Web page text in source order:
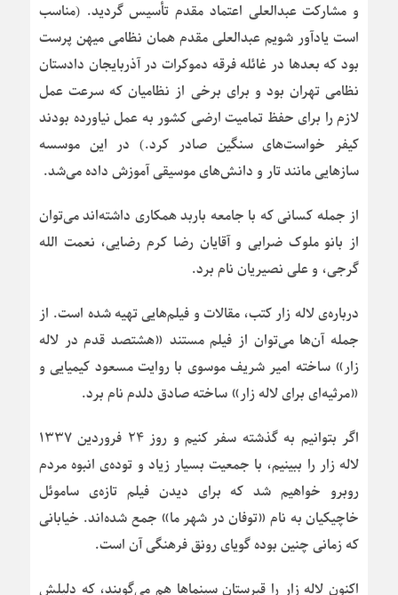
و مشارکت عبدالعلی اعتماد مقدم تأسیس گردید. (مناسب
است یادآور شویم عبدالعلی مقدم همان نظامی میهن پرست
بود که بعدها در غائله فرقه دموکرات در آذربایجان دادستان
نظامی تهران بود و برای برخی از نظامیان که سرعت عمل
لازم را برای حفظ تمامیت ارضی کشور به عمل نیاورده بودند
کیفر خواست‌های سنگین صادر کرد.) در این موسسه
سازهایی مانند تار و دانش‌های موسیقی آموزش داده می‌شد.
از جمله کسانی که با جامعه باربد همکاری داشته‌اند می‌توان
از بانو ملوک ضرابی و آقایان رضا کرم رضایی، نعمت الله
گرجی، و علی نصیریان نام برد.
درباره‌ی لاله زار کتب، مقالات و فیلم‌هایی تهیه شده است. از
جمله آن‌ها می‌توان از فیلم مستند «هشتصد قدم در لاله
زار» ساخته‌ امیر شریف موسوی با روایت مسعود کیمیایی و
«مرثیه‌ای برای لاله زار» ساخته‌ صادق دلدم نام برد.
اگر بتوانیم به گذشته سفر کنیم و روز ۲۴ فروردین ۱۳۳۷
لاله زار را ببینیم، با جمعیت بسیار زیاد و توده‌ی انبوه مردم
روبرو خواهیم شد که برای دیدن فیلم تازه‌ی ساموئل
خاچیکیان به نام «توفان در شهر ما» جمع شده‌اند. خیابانی
که زمانی چنین بوده گویای رونق فرهنگی آن است.
اکنون لاله زار را قبرستان سینماها هم می‌گویند، که دلیلش